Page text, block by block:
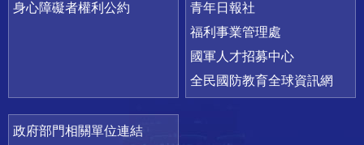
身心障礙者權利公約
青年日報社
福利事業管理處
國軍人才招募中心
全民國防教育全球資訊網
政府部門相關單位連結